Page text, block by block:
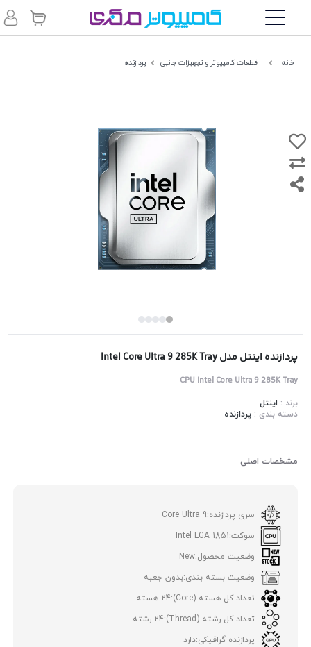
خانه قطعات کامپیوتر و تجهیزات جانبی پردازنده
پردازنده اینتل مدل Intel Core Ultra 9 285K Tray
CPU Intel Core Ultra 9 285K Tray
برند : اینتل
دسته بندی :پردازنده
مشخصات اصلی
سری پردازنده:Core Ultra 9
سوکت:Intel LGA 1851
وضعیت محصول:New
وضعیت بسته بندی:بدون جعبه
تعداد کل هسته (Core):
24 هسته
تعداد کل رشته (Thread):
24 رشته
پردازنده گرافیکی:دارد